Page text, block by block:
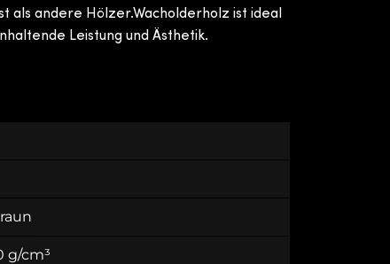
als andere Hölzer.Wacholderholz ist ideal
Leistung und Ästhetik.
g/cm³